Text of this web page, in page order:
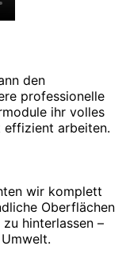
den
professionelle
ihr volles
effizient arbeiten.
wir komplett
Oberflächen
hinterlassen –